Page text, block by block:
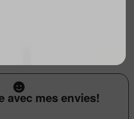
avec mes envies!